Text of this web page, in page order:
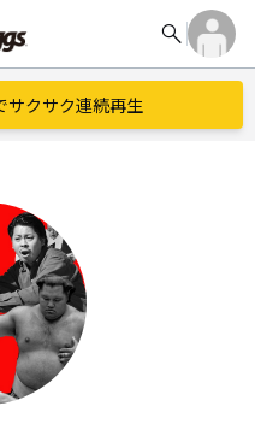
search
サクサク連続再生